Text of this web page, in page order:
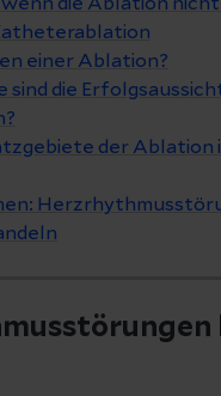
einer Ablation?
sind die
der Ablation